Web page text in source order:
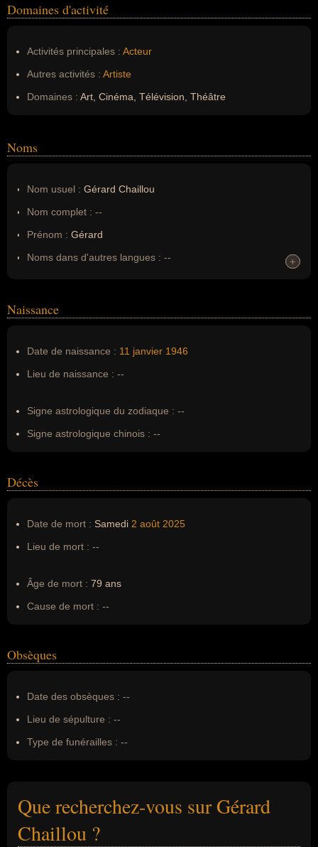
Domaines d'activité
Activités principales : Acteur
Autres activités : Artiste
Domaines : Art, Cinéma, Télévision, Théâtre
Noms
Nom usuel : Gérard Chaillou
Nom complet : --
Prénom : Gérard
Noms dans d'autres langues : --
Nom de famille :Chaillou
+
+
Naissance
Date de naissance : 11 janvier 1946
Lieu de naissance : --
Signe astrologique du zodiaque : --
Signe astrologique chinois : --
Décès
Date de mort : Samedi 2 août 2025
Lieu de mort : --
Âge de mort : 79 ans
Cause de mort : --
Obsèques
Date des obsèques : --
Lieu de sépulture : --
Type de funérailles : --
Que recherchez-vous sur Gérard
Chaillou ?